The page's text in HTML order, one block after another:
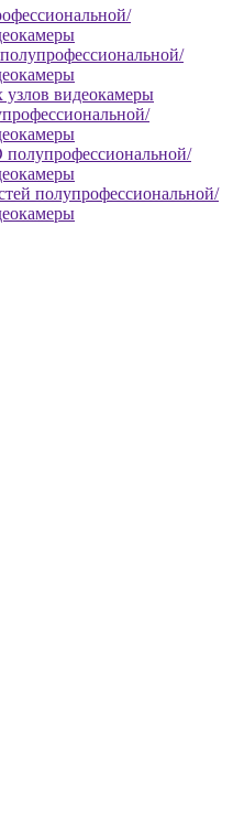
узлов видеокамеры
полупрофессиональной/